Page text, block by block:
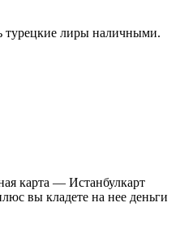
турецкие лиры наличными.
карта — Истанбулкарт
вы кладете на нее деньги